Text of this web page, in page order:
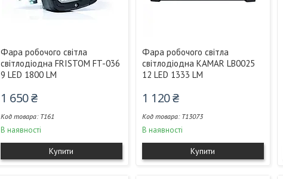
Фара робочого світла
світлодіодна FRISTOM FT-036
9 LED 1800 LM
1 650 ₴
T161
В наявності
Купити
Фара робочого світла
світлодіодна KAMAR LB0025
12 LED 1333 LM
1 120 ₴
T13073
В наявності
Купити